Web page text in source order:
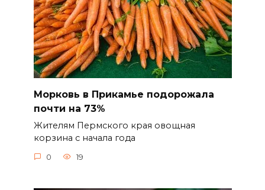
Морковь в Прикамье подорожала
почти на 73%
Жителям Пермского края овощная
корзина с начала года
0 19